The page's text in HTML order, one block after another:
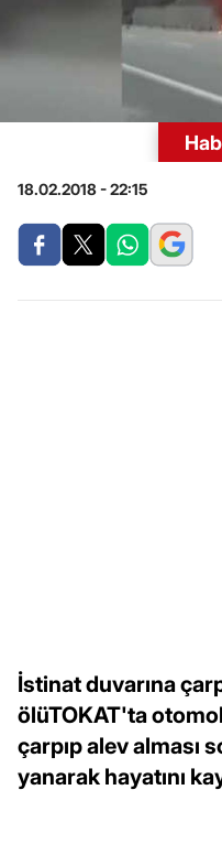
18.02.2018 - 22:15
İstinat duvarına
ölüTOKAT'ta
çarpıp alev alması
yanarak hayatını